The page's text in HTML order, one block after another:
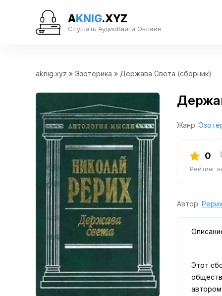
AKNIG.XYZ
Слушать АудиоКниги Онлайн
aknig.xyz » Эзотерика » Держава Света (сборник)
Жанр:
0
Рейтинг
Автор:
Этот